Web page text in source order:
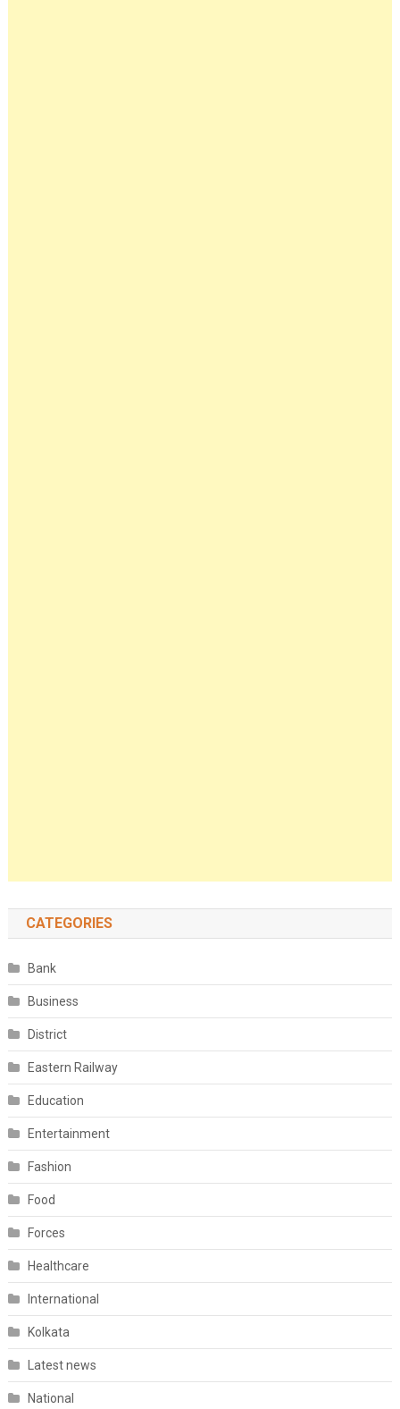
CATEGORIES
Bank
Business
District
Eastern Railway
Education
Entertainment
Fashion
Food
Forces
Healthcare
International
Kolkata
Latest news
National